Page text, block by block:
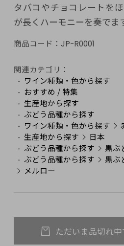
タバコやチョコレートを
が長くハーモニーを奏でま
商品コード： JP-R0001
関連カテゴリ：
ワイン種類・色から探す
おすすめ / 特集
生産地から探す
ぶどう品種から探す
ワイン種類・色から探す
生産地から探す
日本
ぶどう品種から探す
黒ぶ
ぶどう品種から探す
黒ぶ
メルロー
ただいま品切れ中